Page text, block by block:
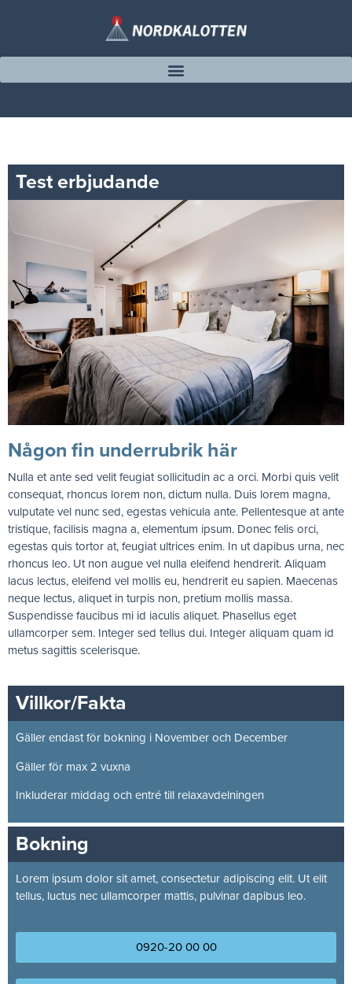
Test erbjudande
Någon fin underrubrik här
Nulla et ante sed velit feugiat sollicitudin ac a orci. Morbi quis velit
consequat, rhoncus lorem non, dictum nulla. Duis lorem magna,
vulputate vel nunc sed, egestas vehicula ante. Pellentesque at ante
tristique, facilisis magna a, elementum ipsum. Donec felis orci,
egestas quis tortor at, feugiat ultrices enim. In ut dapibus urna, nec
rhoncus leo. Ut non augue vel nulla eleifend hendrerit. Aliquam
lacus lectus, eleifend vel mollis eu, hendrerit eu sapien. Maecenas
neque lectus, aliquet in turpis non, pretium mollis massa.
Suspendisse faucibus mi id iaculis aliquet. Phasellus eget
ullamcorper sem. Integer sed tellus dui. Integer aliquam quam id
metus sagittis scelerisque.
Villkor/Fakta
Gäller endast för bokning i November och December
Gäller för max 2 vuxna
Inkluderar middag och entré till relaxavdelningen
Bokning
Lorem ipsum dolor sit amet, consectetur adipiscing elit. Ut elit
tellus, luctus nec ullamcorper mattis, pulvinar dapibus leo.
0920-20 00 00